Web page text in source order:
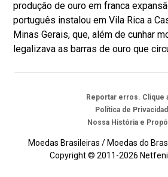
produção de ouro em franca
português instalou em Vila Rica a
Minas Gerais, que, além de cunhar
legalizava as barras de ouro que
Reportar erros. Clique
Política de
Nossa História e
Moedas Brasileiras / Moedas do
Copyright © 2011-2026